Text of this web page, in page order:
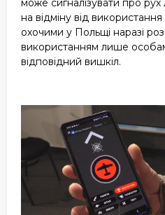
може сигналізувати про рух
на відміну від
охочими у Польщі наразі
використанням лише
відповідний вишкіл.